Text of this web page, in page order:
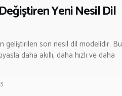
Yeni Nesil Dil
geliştirilen son nesil dil modelidir. Bu
daha akıllı, daha hızlı ve daha
3